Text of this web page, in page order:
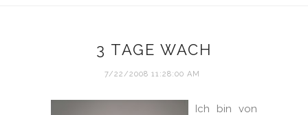
3 TAGE WACH
7/22/2008 11:28:00 AM
Ich bin von